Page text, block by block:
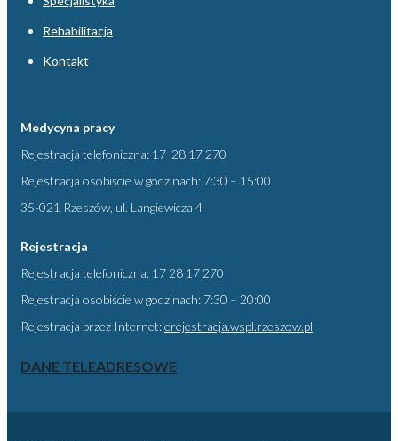
Rehabilitacja
Kontakt
Medycyna pracy
Rejestracja telefoniczna: 17 28 17 270
Rejestracja osobiście w godzinach: 7:30 – 15:00
35-021 Rzeszów, ul. Langiewicza 4
Rejestracja
Rejestracja telefoniczna: 17 28 17 270
Rejestracja osobiście w godzinach: 7:30 – 20:00
Rejestracja przez Internet:erejestracja.wspl.rzeszow.pl
DANE TELEADRESOWE